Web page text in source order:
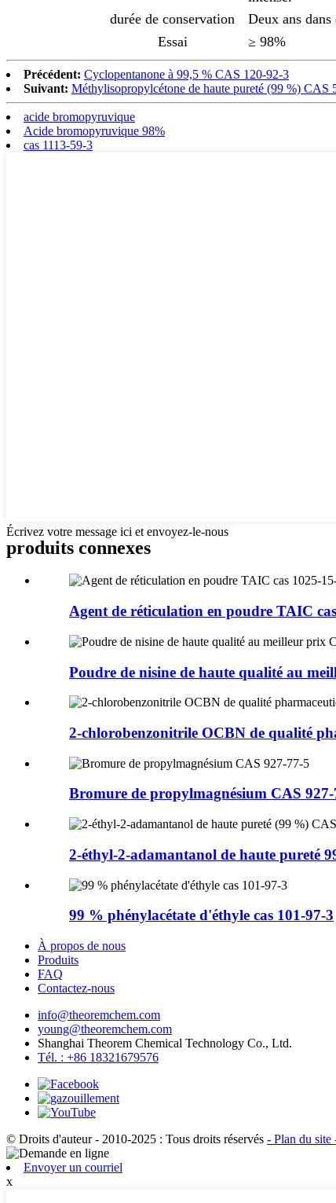
durée de conservation
Deux ans
Essai
≥ 98%
Précédent: Cyclopentanone à 99,5 % CAS 120-92-3
Suivant: Méthylisopropylcétone de haute pureté (99 %) CAS
acide bromopyruvique
Acide bromopyruvique 98%
cas 1113-59-3
Écrivez votre message ici et envoyez-le-nous
produits connexes
Agent de réticulation en poudre TAIC
Poudre de nisine de haute qualité au
2-chlorobenzonitrile OCBN de qualité
Bromure de propylmagnésium CAS 927-
2-éthyl-2-adamantanol de haute pureté
99 % phénylacétate d'éthyle cas 101-97-3
À propos de nous
Produits
FAQ
Contactez-nous
info@theoremchem.com
young@theoremchem.com
Shanghai Theorem Chemical Technology Co., Ltd.
Tél. : +86 18321679576
© Droits d'auteur - 2010-2025 : Tous droits réservés - Plan du site
Envoyer un courriel
x